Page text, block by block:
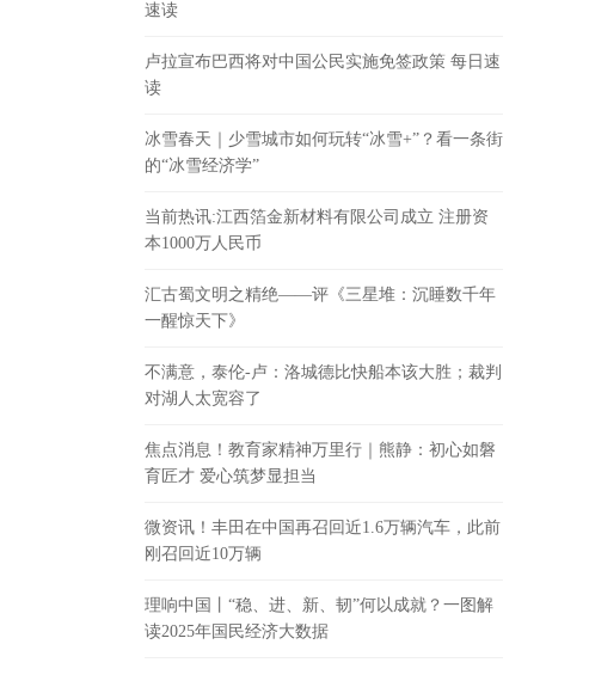
速读
卢拉宣布巴西将对中国公民实施免签政策 每日速
读
冰雪春天｜少雪城市如何玩转“冰雪+”？看一条街
的“冰雪经济学”
当前热讯:江西箔金新材料有限公司成立 注册资
本1000万人民币
汇古蜀文明之精绝——评《三星堆：沉睡数千年
一醒惊天下》
不满意，泰伦-卢：洛城德比快船本该大胜；裁判
对湖人太宽容了
焦点消息！教育家精神万里行｜熊静：初心如磐
育匠才 爱心筑梦显担当
微资讯！丰田在中国再召回近1.6万辆汽车，此前
刚召回近10万辆
理响中国丨“稳、进、新、韧”何以成就？一图解
读2025年国民经济大数据